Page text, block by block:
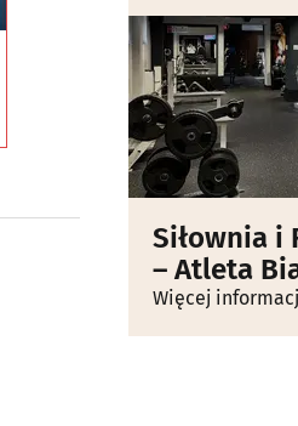
Siłownia i
– Atleta
Więcej